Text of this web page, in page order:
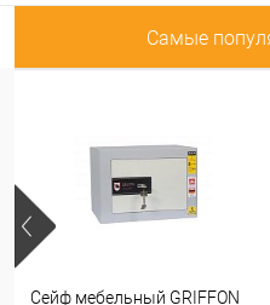
Самые
Сейф мебельный GRIFFON